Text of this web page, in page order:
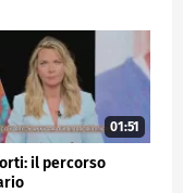
01:51
il percorso